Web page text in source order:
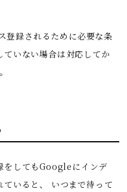
登録されるために必要な条
いない場合は対応してか
をしてもGoogleにインデ
ていると、 いつまで待って